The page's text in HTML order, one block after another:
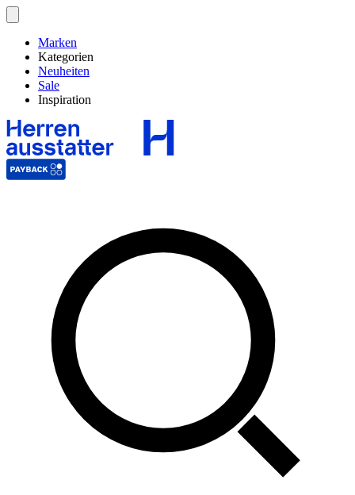
Marken
Kategorien
Neuheiten
Sale
Inspiration